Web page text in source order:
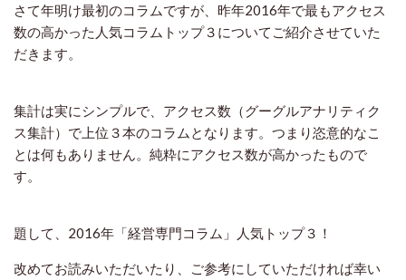
さて年明け最初のコラムですが、昨年2016年で最もアクセス
数の高かった人気コラムトップ３についてご紹介させていた
だきます。
集計は実にシンプルで、アクセス数（グーグルアナリティク
ス集計）で上位３本のコラムとなります。つまり恣意的なこ
とは何もありません。純粋にアクセス数が高かったもので
す。
題して、2016年「経営専門コラム」人気トップ３！
改めてお読みいただいたり、ご参考にしていただければ幸い